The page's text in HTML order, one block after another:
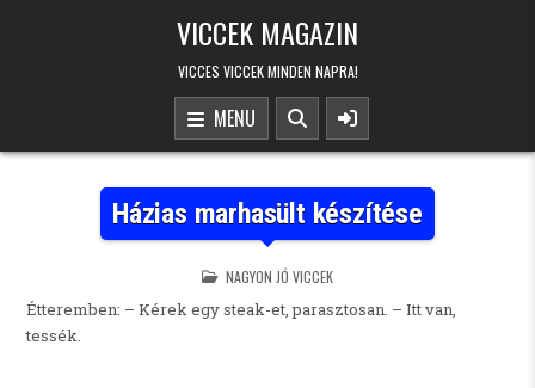
VICCEK MAGAZIN
VICCES VICCEK MINDEN NAPRA!
MENU
Házias marhasült készítése
POSTED IN
NAGYON JÓ VICCEK
Étteremben: – Kérek egy steak-et, parasztosan. – Itt van,
tessék.